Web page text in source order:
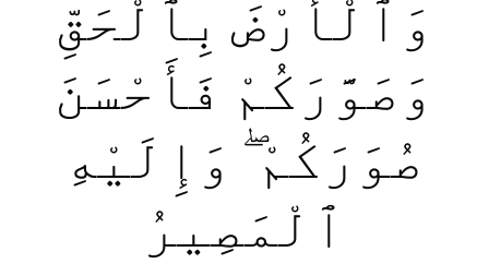
وَٱلْأَرْضَ بِٱلْحَقِّ
وَصَوَّرَكُمْ فَأَحْسَنَ
صُوَرَكُمْ ۖ وَإِلَيْهِ
ٱلْمَصِيرُ